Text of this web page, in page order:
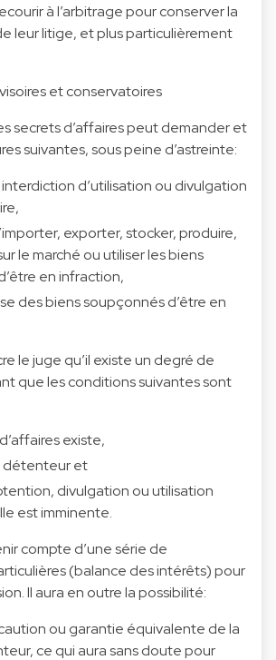
à l’arbitrage pour conserver la
leur litige, et plus particulièrement
et conservatoires
secrets d’affaires peut demander et
suivantes, sous peine d’astreinte:
d’utilisation ou divulgation
exporter, stocker, produire,
le marché ou utiliser les biens
en infraction,
des biens soupçonnés d’être en
le juge qu’il existe un degré de
que les conditions suivantes sont
existe,
détenteur et
divulgation ou utilisation
est imminente.
compte d’une série de
(balance des intérêts) pour
Il aura en outre la possibilité:
ou garantie équivalente de la
ce qui aura sans doute pour